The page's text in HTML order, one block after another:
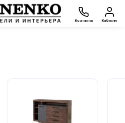
Контакты Кабинет